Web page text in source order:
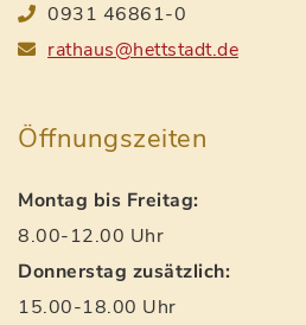
0931 46861-0
rathaus@hettstadt.de
Öffnungszeiten
Montag bis Freitag:
8.00-12.00 Uhr
Donnerstag zusätzlich:
15.00-18.00 Uhr